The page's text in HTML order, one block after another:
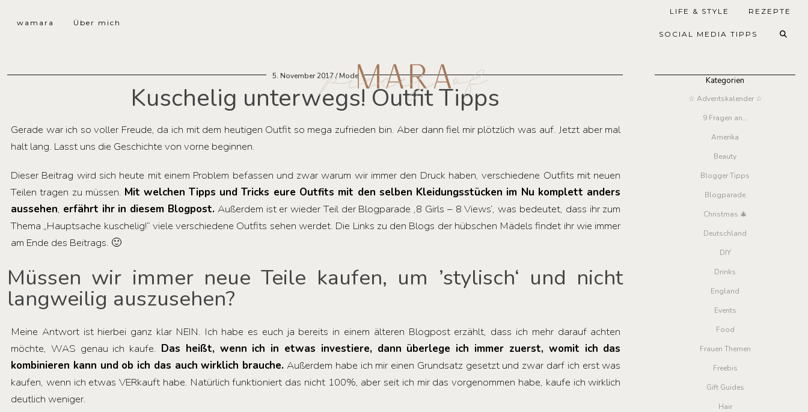
wamara Über mich
LIFE & STYLE REZEPTE
SOCIAL MEDIA TIPPS
5. November 2017 Mode
Kuschelig unterwegs! Outfit Tipps
Gerade war ich so voller Freude, da ich mit dem heutigen Outfit so mega zufrieden bin. Aber dann fiel mir plötzlich was auf. Jetzt aber mal
halt lang. Lasst uns die Geschichte von vorne beginnen.
Dieser Beitrag wird sich heute mit einem Problem befassen und zwar warum wir immer den Druck haben, verschiedene Outfits mit neuen
Teilen tragen zu müssen. Mit welchen Tipps und Tricks eure Outfits mit den selben Kleidungsstücken im Nu komplett anders
aussehen, erfährt ihr in diesem Blogpost.Außerdem ist er wieder Teil der Blogparade ‚8 Girls – 8 Views‘, was bedeutet, dass ihr zum
Thema „Hauptsache kuschelig!“ viele verschiedene Outfits sehen werdet. Die Links zu den Blogs der hübschen Mädels findet ihr wie immer
am Ende des Beitrags. 🙂
Müssen wir immer neue Teile kaufen, um ’stylisch‘ und nicht
langweilig auszusehen?
Meine Antwort ist hierbei ganz klar NEIN. Ich habe es euch ja bereits in einem älteren Blogpost erzählt, dass ich mehr darauf achten
möchte, WAS genau ich kaufe. Das heißt, wenn ich in etwas investiere, dann überlege ich immer zuerst, womit ich das
kombinieren kann und ob ich das auch wirklich brauche. Außerdem habe ich mir einen Grundsatz gesetzt und zwar darf ich erst was
kaufen, wenn ich etwas VERkauft habe. Natürlich funktioniert das nicht 100%, aber seit ich mir das vorgenommen habe, kaufe ich wirklich
deutlich weniger.
Kategorien
☆ Adventskalender ☆
9 Fragen an…
Amerika
Beauty
Blogger Tipps
Blogparade
Christmas 🎄
Deutschland
DIY
Drinks
England
Events
Food
Frauen Themen
Freebis
Gift Guides
Hair